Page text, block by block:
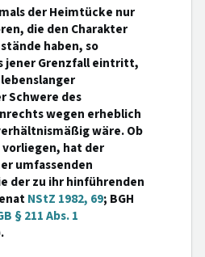
der Heimtücke nur
die den Charakter
haben, so
jener Grenzfall eintritt,
Schwere des
wegen erheblich
wäre. Ob
hat der
umfassenden
der zu ihr hinführenden
NStZ 1982, 69; BGH
§ 211 Abs. 1